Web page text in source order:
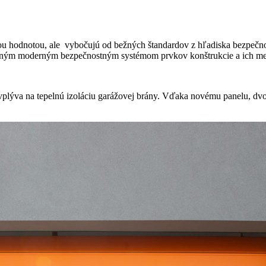
ale vybočujú od bežných štandardov z hľadiska
moderným bezpečnostným systémom prvkov konštrukcie a ich
na tepelnú izoláciu garážovej brány. Vďaka novému panelu,